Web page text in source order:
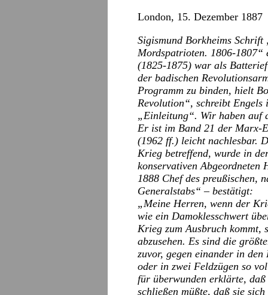
London, 15. Dezember 1887
Sigismund Borkheims
Mordspatrioten. 1806-
(1825-1875) war als
der badischen
Programm zu binden, hielt
Revolution“, schreibt Engels
„Einleitung“. Wir haben auf
Er ist im Band 21 der Marx-
(1962 ff.) leicht nachlesbar.
Krieg betreffend, wurde in
konservativen
1888 Chef des preußischen,
Generalstabs“ – bestätigt:
„Meine Herren, wenn der
wie ein Damoklesschwert
Krieg zum Ausbruch kommt,
abzusehen. Es sind die
zuvor, gegen einander in
oder in zwei Feldzügen so
für überwunden erklärte,
schließen müßte, daß sie